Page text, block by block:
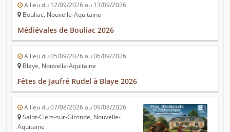
A lieu du 12/09/2026 au 13/09/2026
Bouliac, Nouvelle-Aquitaine
Médiévales de Bouliac 2026
A lieu du 05/09/2026 au 06/09/2026
Blaye, Nouvelle-Aquitaine
Fêtes de Jaufré Rudel à Blaye 2026
A lieu du 07/08/2026 au 09/08/2026
Saint-Ciers-sur-Gironde, Nouvelle-
Aquitaine